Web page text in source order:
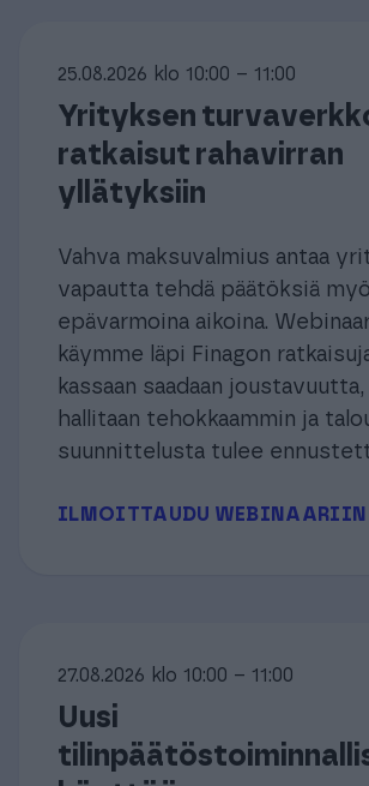
25.08.2026 klo 10:00 – 11:00
Yrityksen
ratkaisut rahavirran
yllätyksiin
Vahva maksuvalmius antaa
vapautta tehdä päätöksiä
epävarmoina aikoina.
käymme läpi Finagon
kassaan saadaan
hallitaan tehokkaammin ja
suunnittelusta tulee
ILMOITTAUDU WEBINAARIIN
27.08.2026 klo 10:00 – 11:00
Uusi